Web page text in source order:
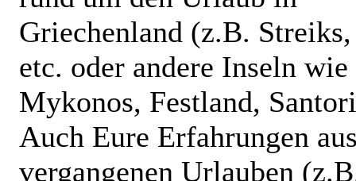
Griechenland (z.B.
etc. oder andere Inseln wie
Mykonos, Festland,
Auch Eure Erfahrungen
vergangenen Urlauben